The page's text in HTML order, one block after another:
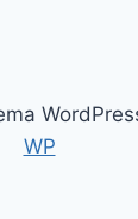
WP